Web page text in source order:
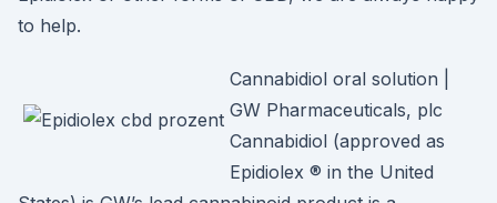
to help.
Cannabidiol oral solution |
GW Pharmaceuticals, plc
Cannabidiol (approved as
Epidiolex ® in the United